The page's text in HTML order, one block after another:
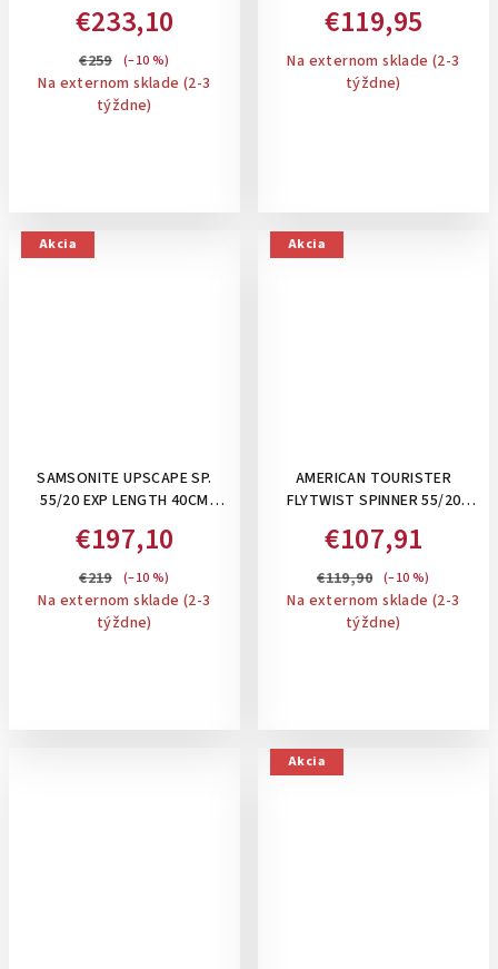
KUFOR 42–48 L S
PRIEHRADKOU NA
NOTEBOOK: BLACK-
€233,10
€259 (–10 %)
Na externom sklade (2-3
týždne)
KUFOR
€119,95
Na externom sklade (2-3
týždne)
Akcia
SAMSONITE UPSCAPE SP.
55/20 EXP LENGTH 40CM
ROZŠÍRITEĽNÝ: BLACK-
€197,10
€219 (–10 %)
Na externom sklade (2-3
týždne)
Akcia
AMERICAN TOURISTER
FLYTWIST SPINNER 55/20
PRÍRUČNÝ KUFOR 36-44 L:
TRUE RED
€107,91
€119,90 (–10 %)
Na externom sklade (2-3
týždne)
Akcia